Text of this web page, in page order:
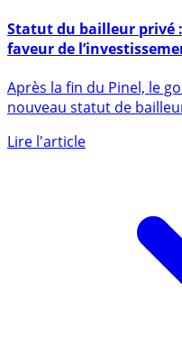
2 juillet 2025
faveur de
nouveau statut de